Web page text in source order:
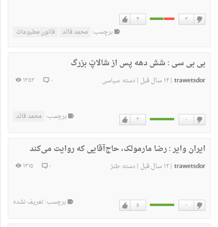
دوست
۴ ۳
برچسب: محمد قائد قانون مطبوعات
بی بی سی :شش دهه پس از شالاپّ بزرگ
trawetsdor
|۱۲ سال قبل | دسته:سیاسی ۰ ۱۳۵۳
۳ ۰ برچسب: محمد قائد
ایران وایر :رضا مارمولک، حاج‌آقایی که روایت می‌کند
trawetsdor
|۱۲ سال قبل | دسته:طنز ۰ ۱۳۱۵
۵ ۰ برچسب: تعریف نشده